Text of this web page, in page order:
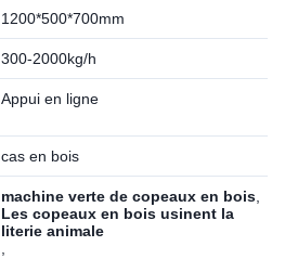
1200*500*700mm
300-2000kg/h
Appui en ligne
cas en bois
machine verte de copeaux en bois
Les copeaux en bois usinent la
literie animale